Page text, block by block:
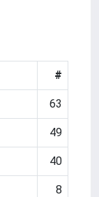
#
63
49
40
8